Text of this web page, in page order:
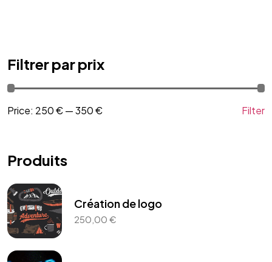
Filtrer par prix
Filter
Price: 250 €—350 €
Produits
Création de logo
250,00 €